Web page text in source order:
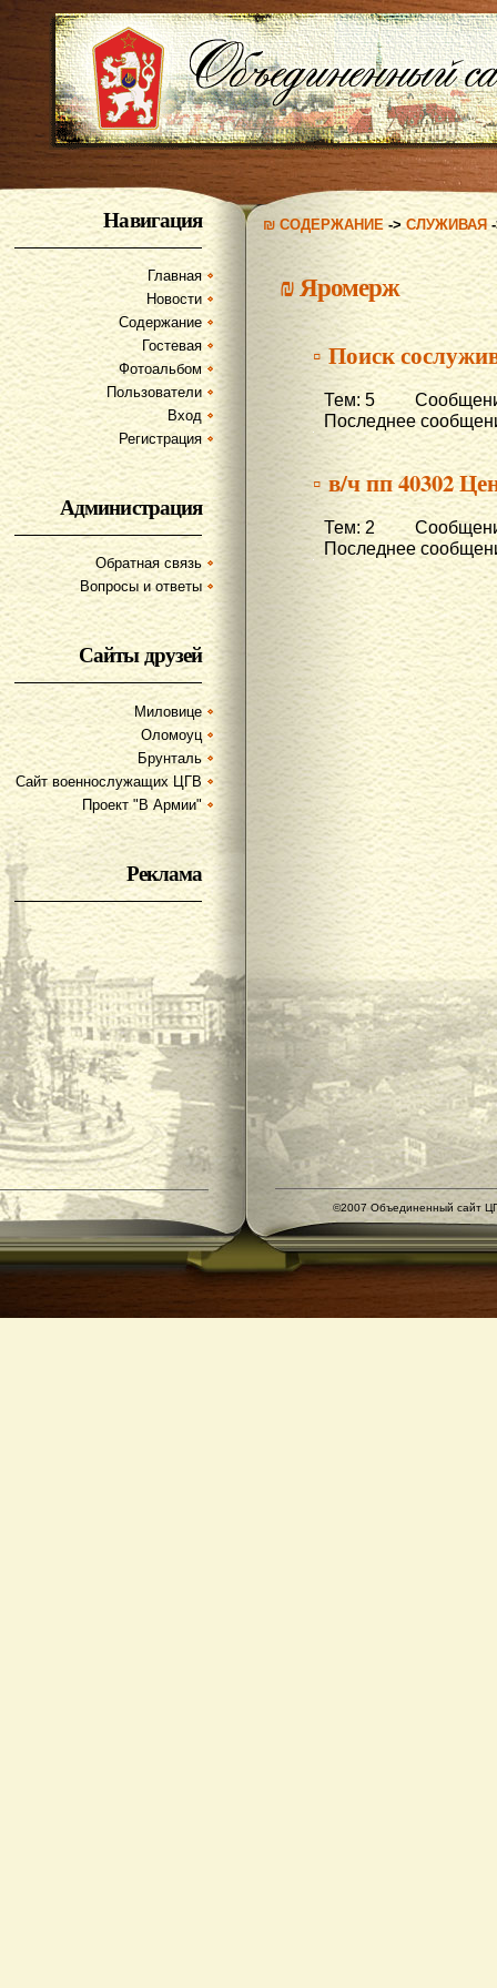
Навигация
Главная
Новости
Содержание
Гостевая
Фотоальбом
Пользователи
Вход
Регистрация
Администрация
Обратная связь
Вопросы и ответы
Сайты друзей
Миловице
Оломоуц
Брунталь
Сайт военнослужащих ЦГВ
Проект "В Армии"
Реклама
₪ СОДЕРЖАНИЕ->СЛУЖИВАЯ
₪Яромерж
▫ Поиск
Тем: 5
Последнее
▫ в/ч пп 40302
Тем: 2
Последнее
©2007 Объединенный сайт